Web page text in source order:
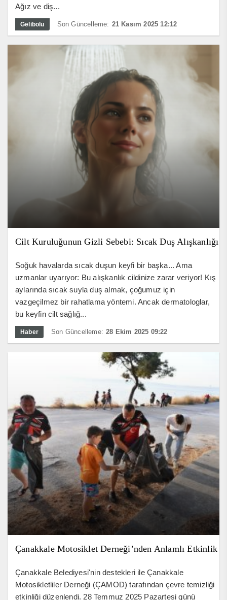
Ağız ve diş...
Gelibolu Son Güncelleme: 21 Kasım 2025 12:12
Cilt Kuruluğunun Gizli Sebebi: Sıcak Duş Alışkanlığı
Soğuk havalarda sıcak duşun keyfi bir başka... Ama
uzmanlar uyarıyor: Bu alışkanlık cildinize zarar veriyor! Kış
aylarında sıcak suyla duş almak, çoğumuz için
vazgeçilmez bir rahatlama yöntemi. Ancak dermatologlar,
bu keyfin cilt sağlığ...
Haber Son Güncelleme: 28 Ekim 2025 09:22
Çanakkale Motosiklet Derneği’nden Anlamlı Etkinlik
Çanakkale Belediyesi'nin destekleri ile Çanakkale
Motosikletliler Derneği (ÇAMOD) tarafından çevre temizliği
etkinliği düzenlendi. 28 Temmuz 2025 Pazartesi günü